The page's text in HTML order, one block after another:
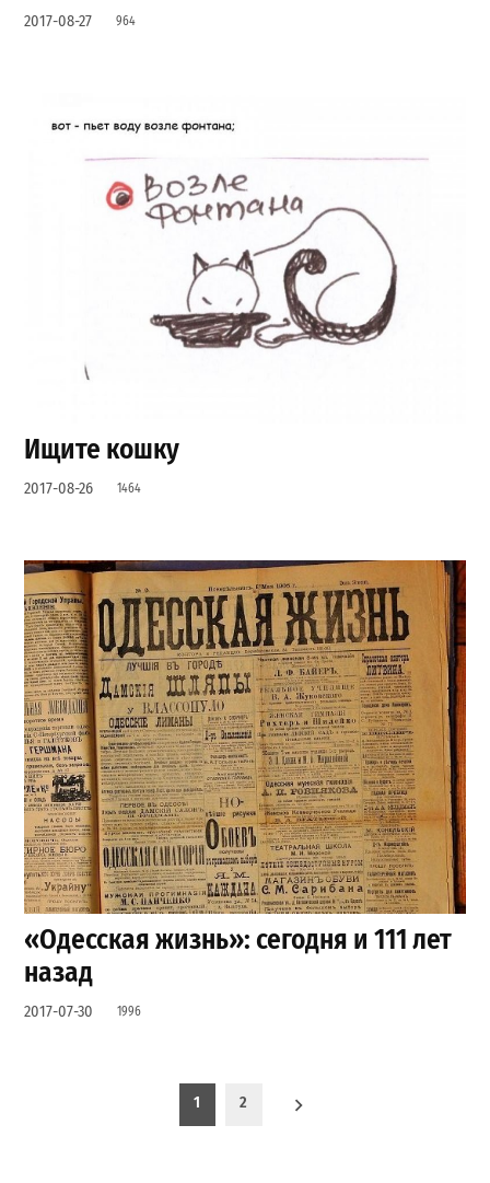
2017-08-27 964
Ищите кошку
2017-08-26 1464
«Одесская жизнь»: сегодня и 111 лет
назад
2017-07-30 1996
Пагинация записей1 2